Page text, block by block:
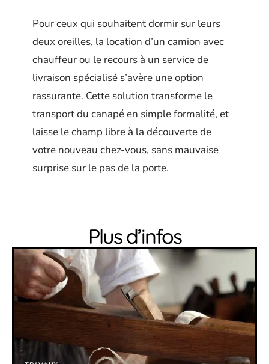
Pour ceux qui souhaitent dormir sur leurs
deux oreilles, la location d’un camion avec
chauffeur ou le recours à un service de
livraison spécialisé s’avère une option
rassurante. Cette solution transforme le
transport du canapé en simple formalité, et
laisse le champ libre à la découverte de
votre nouveau chez-vous, sans mauvaise
surprise sur le pas de la porte.
Plus d’infos